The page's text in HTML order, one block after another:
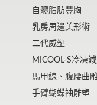
自體脂肪豐胸
乳房周邊美形術
二代威塑
MICOOL-S冷凍
馬甲線、腹腰曲
手臂蝴蝶袖雕塑